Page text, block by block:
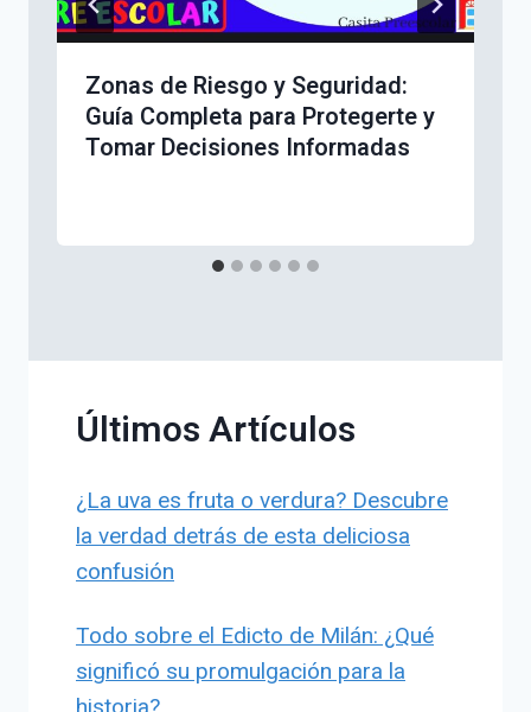
Zonas de Riesgo y Seguridad:
Guía Completa para Protegerte y
Tomar Decisiones Informadas
Últimos Artículos
¿La uva es fruta o verdura? Descubre
la verdad detrás de esta deliciosa
confusión
Todo sobre el Edicto de Milán: ¿Qué
significó su promulgación para la
historia?